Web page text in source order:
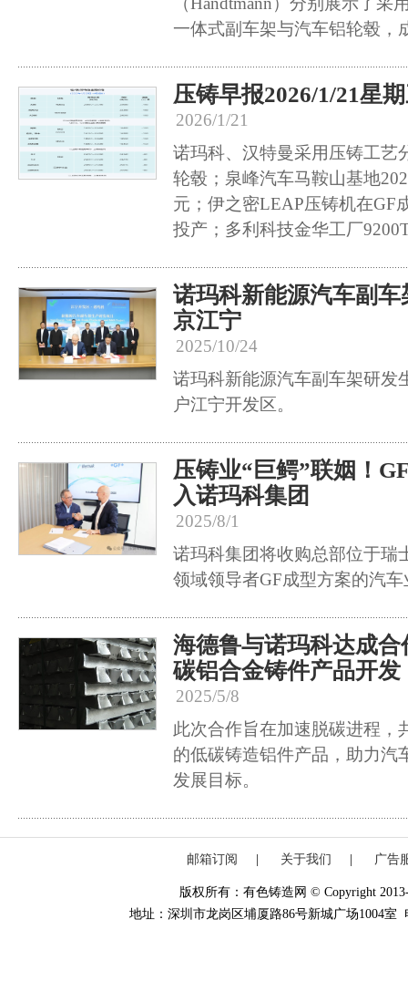
一体式副车架与汽车铝轮毂，
压铸早报2026/1/21星
2026/1/21
诺玛科、汉特曼采用压铸工艺
轮毂；泉峰汽车马鞍山基地
元；伊之密LEAP压铸机在GF
投产；多利科技金华工厂
诺玛科新能源汽车副
京江宁
2025/10/24
诺玛科新能源汽车副车架研发
户江宁开发区。
压铸业“巨鳄”联姻！
入诺玛科集团
2025/8/1
诺玛科集团将收购总部位于瑞
领域领导者GF成型方案的汽车
海德鲁与诺玛科达成
碳铝合金铸件产品开发
2025/5/8
此次合作旨在加速脱碳进程，
的低碳铸造铝件产品，助力汽
发展目标。
邮箱订阅 关于我们 广告
版权所有：有色铸造网 © Copyright
地址：深圳市龙岗区埔厦路86号新城广场1004室